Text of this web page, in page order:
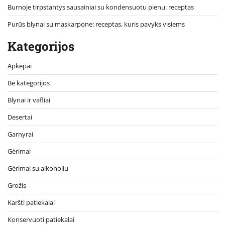
Burnoje tirpstantys sausainiai su kondensuotu pienu: receptas
Purūs blynai su maskarpone: receptas, kuris pavyks visiems
Kategorijos
Apkepai
Be kategorijos
Blynai ir vafliai
Desertai
Garnyrai
Gėrimai
Gėrimai su alkoholiu
Grožis
Karšti patiekalai
Konservuoti patiekalai